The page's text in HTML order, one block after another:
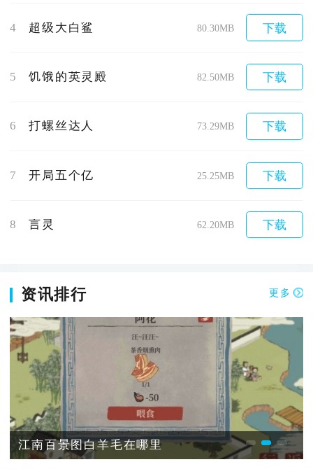
4 超级大白鲨 80.30MB 下载
5 饥饿的英灵殿 82.50MB 下载
6 打螺丝达人 73.29MB 下载
7 开局五个亿 25.25MB 下载
8 言灵 62.20MB 下载
资讯排行 更多
江南百景图白羊毛在哪里